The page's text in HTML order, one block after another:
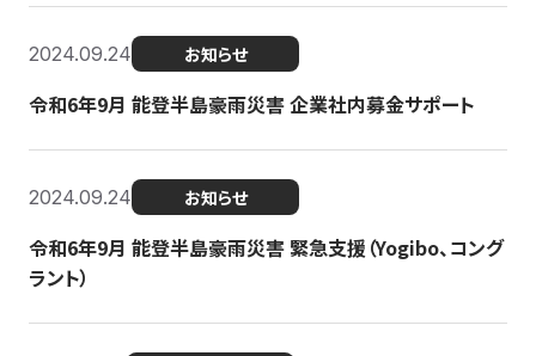
2024.09.24 お知らせ
令和6年9月 能登半島豪雨災害 企業社内募金サポート
2024.09.24 お知らせ
令和6年9月 能登半島豪雨災害 緊急支援（Yogibo、コング
ラント）